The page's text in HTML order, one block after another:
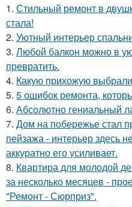
1. Стильный ремонт в
стала!
2. Уютный интерьер
3. Любой балкон можно в
превратить.
4. Какую прихожую
5. 5 ошибок ремонта,
6. Абсолютно гениальный
7. Дом на побережье стал
пейзажа - интерьер здесь
аккуратно его усиливает.
8. Квартира для молодой
за несколько месяцев -
"Ремонт - Сюрприз".